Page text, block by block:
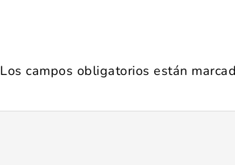
Los campos obligatorios están